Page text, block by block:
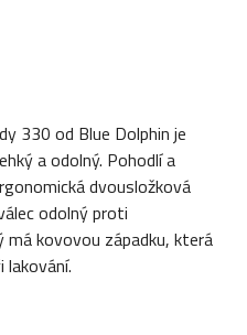
330 od Blue Dolphin je
a odolný. Pohodlí a
dvousložková
odolný proti
má kovovou západku, která
lakování.